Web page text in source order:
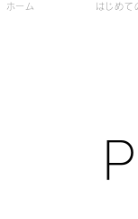
​ホーム はじめて